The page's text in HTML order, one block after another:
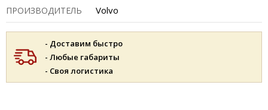
ПРОИЗВОДИТЕЛЬ Volvo
- Доставим быстро
- Любые габариты
- Своя логистика